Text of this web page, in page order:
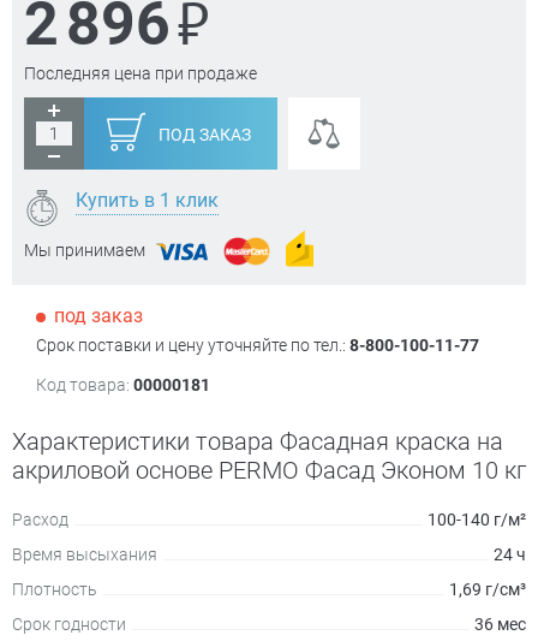
2 896₽
Последняя цена при продаже
ПОД ЗАКАЗ
Купить в 1 клик
Мы принимаем
под заказ
Срок поставки и цену уточняйте по тел.: 8-800-100-11-77
Код товара: 00000181
Характеристики товара Фасадная краска на
акриловой основе PERMO Фасад Эконом 10 кг
Расход
100-140 г/м²
Время высыхания
24 ч
Плотность
1,69 г/см³
Срок годности
36 мес